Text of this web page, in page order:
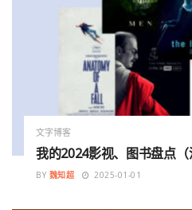
文字博客
我的2024影视、图书盘点（
BY 魏知超 2025-01-01